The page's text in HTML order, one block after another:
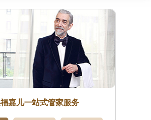
嘉儿一站式管家服务